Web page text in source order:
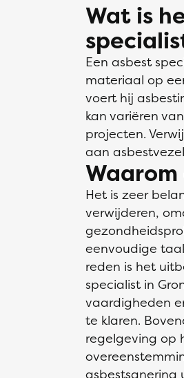
Wat is
Een asbest
materiaal op
voert hij
kan variëren
projecten.
aan
Het is zeer
verwijderen,
eenvoudige
reden is het
specialist in
vaardigheden
te klaren.
regelgeving op
asbestsanering